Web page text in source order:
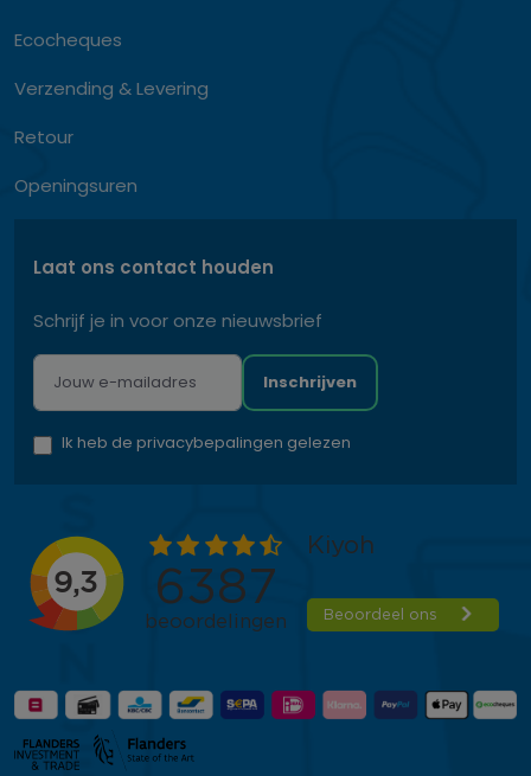
Ecocheques
Verzending & Levering
Retour
Openingsuren
Laat ons contact houden
Schrijf je in voor onze nieuwsbrief
Inschrijven
Ik heb de privacybepalingen gelezen